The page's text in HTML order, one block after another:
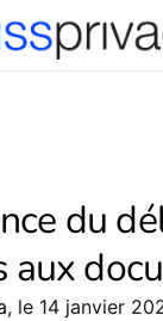
du
aux
, le 14 janvier